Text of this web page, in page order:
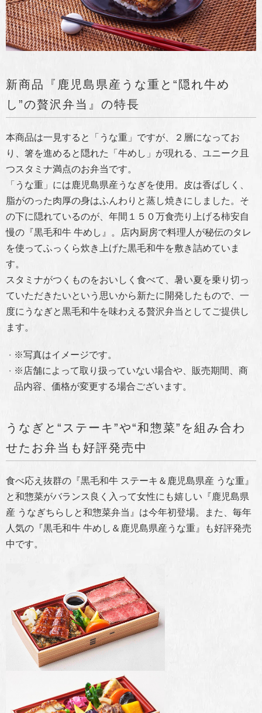
新商品『鹿児島県産うな重と“隠れ牛め
し”の贅沢弁当』の特長
本商品は一見すると「うな重」ですが、２層になってお
り、箸を進めると隠れた「牛めし」が現れる、ユニーク且
つスタミナ満点のお弁当です。
「うな重」には鹿児島県産うなぎを使用。皮は香ばしく、
脂がのった肉厚の身はふんわりと蒸し焼きにしました。そ
の下に隠れているのが、年間１５０万食売り上げる柿安自
慢の 『黒毛和牛 牛めし』。店内厨房で料理人が秘伝のタレ
を使ってふっくら炊き上げた黒毛和牛を敷き詰めていま
す。
スタミナがつくものをおいしく食べて、暑い夏を乗り切っ
ていただきたいという思いから新たに開発したもので、一
度にうなぎと黒毛和牛を味わえる贅沢弁当としてご提供し
ます。
※写真はイメージです。
※店舗によって取り扱っていない場合や、販売期間、商
品内容、価格が変更する場合ございます。
うなぎと“ステーキ”や“和惣菜”を組み合わ
せたお弁当も好評発売中
食べ応え抜群の『黒毛和牛 ステーキ＆鹿児島県産 うな重』
と和惣菜がバランス良く入って女性にも嬉しい『鹿児島県
産 うなぎちらしと和惣菜弁当』は今年初登場。また、毎年
人気の『黒毛和牛 牛めし＆鹿児島県産うな重』も好評発売
中です。